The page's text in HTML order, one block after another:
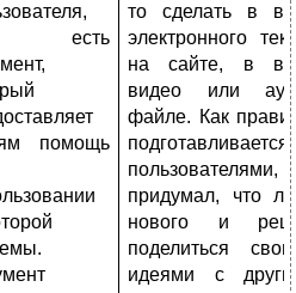
есть
помощь
то сделать в
электронного
на сайте, в
видео или
файле. Как
подготавливается
пользователями,
придумал, что
нового и
поделиться
идеями с